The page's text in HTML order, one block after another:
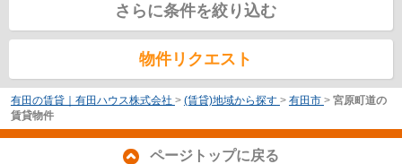
さらに条件を絞り込む
物件リクエスト
有田の賃貸｜有田ハウス株式会社 > (賃貸)地域から探す > 有田市 > 宮原町道の
賃貸物件
ページトップに戻る